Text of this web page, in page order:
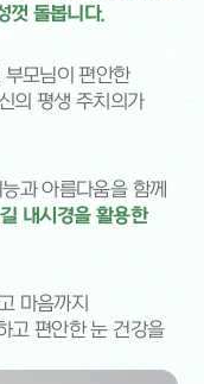
껏 돌봅니다.
모님이 편안한
의 평생 주치의가
과 아름다움을 함께
내시경을 활용한
마음까지
고 편안한 눈 건강을